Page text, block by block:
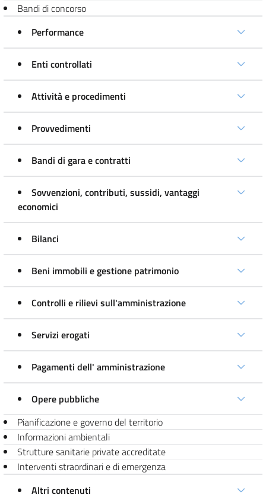
Bandi di concorso
Performance
Enti controllati
Attività e procedimenti
Provvedimenti
Bandi di gara e contratti
Sovvenzioni, contributi, sussidi, vantaggi
economici
Bilanci
Beni immobili e gestione patrimonio
Controlli e rilievi sull'amministrazione
Servizi erogati
Pagamenti dell' amministrazione
Opere pubbliche
Pianificazione e governo del territorio
Informazioni ambientali
Strutture sanitarie private accreditate
Interventi straordinari e di emergenza
Altri contenuti